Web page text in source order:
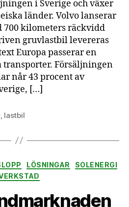
i Sverige och växer
länder. Volvo lanserar
700 kilometers räckvidd
gruvlastbil levereras
Europa passerar en
Försäljningen
når 43 procent av
[…]
, lastbil
Kategorier
LÖSNINGAR
SOLENERGI